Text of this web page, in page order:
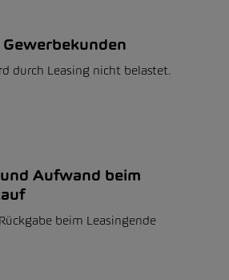
durch Leasing nicht belastet.
Aufwand beim
beim Leasingende